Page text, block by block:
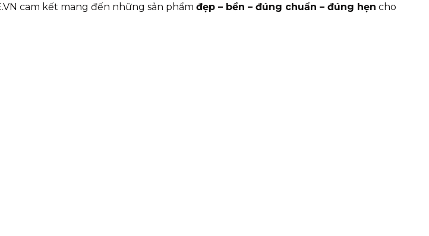
cam kết mang đến những sản phẩm đẹp – bền – đúng chuẩn – đúng hẹn cho